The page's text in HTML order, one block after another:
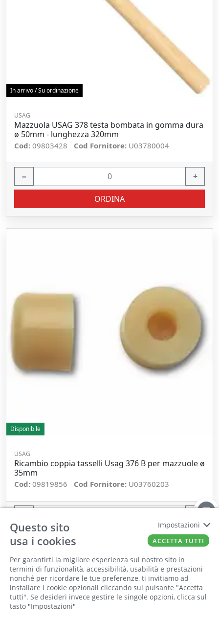
Il punto vendita, gli uffici e il magazzino
saranno chiusi per ferie dall'8 al 25 Agosto
2026 compresi.
In arrivo / Su ordinazione
USAG
Mazzuola USAG 378 testa bombata in gomma dura
ø 50mm - lunghezza 320mm
Cod: 09803428 Cod Fornitore: U03780004
− +
ORDINA
Disponibile
USAG
Ricambio coppia tasselli Usag 376 B per mazzuole ø
35mm
Cod: 09819856 Cod Fornitore: U03760203
Questo sito
usa i cookies
Per garantirti la migliore esperienza sul nostro sito in
termini di funzionalità, accessibilità, usabilità e prestazioni
nonché per ricordare le tue preferenze, ti invitiamo ad
installare i cookie opzionali cliccando sul pulsante "Accetta
tutti". Se desideri invece gestire le singole opzioni, clicca sul
tasto "Impostazioni"
Impostazioni
ACCETTA TUTTI